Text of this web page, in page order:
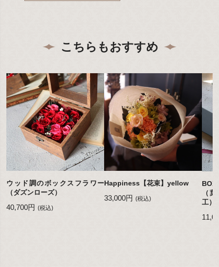
こちらもおすすめ
ウッド調のボックスフラワー
（ダズンローズ）
40,700円 (税込)
Happiness【花束】yellow
33,000円 (税込)
（
工）